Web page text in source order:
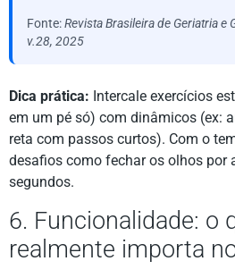
Fonte:Revista Brasileira de Geriatria e
v.28, 2025
Dica prática: Intercale exercícios
em um pé só) com dinâmicos (ex:
reta com passos curtos). Com o
desafios como fechar os olhos por
segundos.
6. Funcionalidade: o
realmente importa